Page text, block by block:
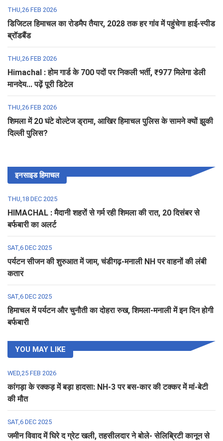
THU,26 FEB 2026
डिजिटल हिमाचल का रोडमैप तैयार, 2028 तक हर गांव में पहुंचेगा हाई-स्पीड
ब्रॉडबैंड
THU,26 FEB 2026
Himachal : होम गार्ड के 700 पदों पर निकली भर्ती, ₹977 मिलेगा डेली
मानदेय... पढ़ें पूरी डिटेल
THU,26 FEB 2026
शिमला में 20 घंटे वोल्टेज ड्रामा, आखिर हिमाचल पुलिस के सामने क्यों झुकी
दिल्ली पुलिस?
इनसाइड हिमाचल
THU,18 DEC 2025
HIMACHAL : मैदानी शहरों से गर्म रही शिमला की रात, 20 दिसंबर से
बर्फबारी का अलर्ट
SAT,6 DEC 2025
पर्यटन सीजन की शुरुआत में जाम, चंडीगढ़-मनाली NH पर वाहनों की लंबी
कतार
SAT,6 DEC 2025
हिमाचल में पर्यटन और चुनौती का दोहरा रुख, शिमला-मनाली में इन दिन होगी
बर्फबारी
YOU MAY LIKE
WED,25 FEB 2026
कांगड़ा के रक्कड़ में बड़ा हादसा: NH-3 पर बस-कार की टक्कर में मां-बेटी
की मौत
SAT,6 DEC 2025
जमीन विवाद में घिरे द ग्रेट खली, तहसीलदार ने बोले- सेलिब्रिटी कानून से